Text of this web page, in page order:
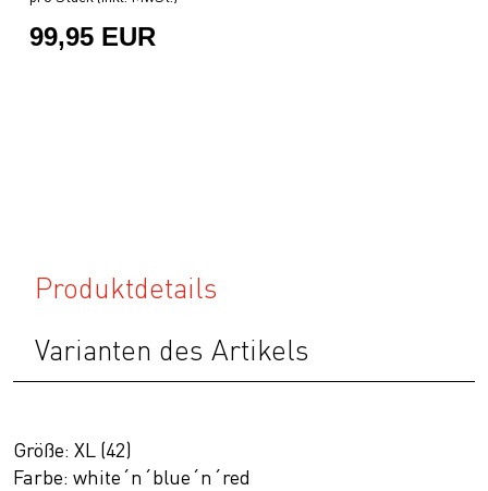
99,95 EUR
Produktdetails
Varianten des Artikels
Größe: XL (42)
Farbe: white´n´blue´n´red